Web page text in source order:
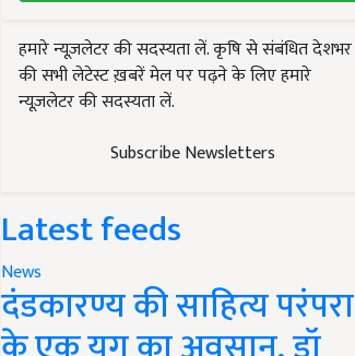
हमारे न्यूज़लेटर की सदस्यता लें. कृषि से संबंधित देशभर
की सभी लेटेस्ट ख़बरें मेल पर पढ़ने के लिए हमारे
न्यूज़लेटर की सदस्यता लें.
Subscribe Newsletters
Latest feeds
News
दंडकारण्य की साहित्य परंपरा